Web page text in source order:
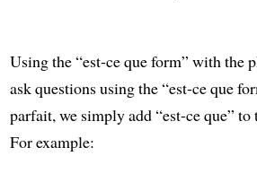
Using the “est-ce que form” with the
ask questions using the “est-ce que
parfait, we simply add “est-ce que” to
For example: